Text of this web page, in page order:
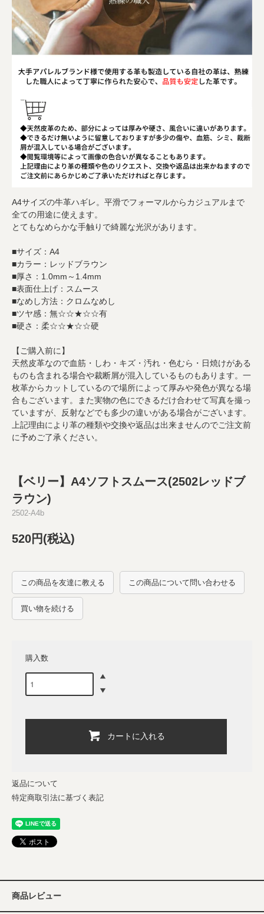
A4サイズの牛革ハギレ。平滑でフォーマルからカジュアルまで
全ての用途に使えます。
とてもなめらかな手触りで綺麗な光沢があります。
■サイズ：A4
■カラー：レッドブラウン
■厚さ：1.0mm～1.4mm
■表面仕上げ：スムース
■なめし方法：クロムなめし
■ツヤ感：無☆☆★☆☆有
■硬さ：柔☆☆★☆☆硬
【ご購入前に】
天然皮革なので血筋・しわ・キズ・汚れ・色むら・日焼けがある
ものも含まれる場合や裁断屑が混入しているものもあります。一
枚革からカットしているので場所によって厚みや発色が異なる場
合もございます。また実物の色にできるだけ合わせて写真を撮っ
ていますが、反射などでも多少の違いがある場合がございます。
上記理由により革の種類や交換や返品は出来ませんのでご注文前
に予めご了承ください。
【ベリー】A4ソフトスムース(2502レッドブ
ラウン)
2502-A4b
520円(税込)
この商品を友達に教える この商品について問い合わせる
買い物を続ける
購入数
カートに入れる
返品について
特定商取引法に基づく表記
商品レビュー